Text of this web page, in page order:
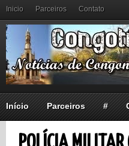
Inicio Parceiros Contato
Início Parceiros #